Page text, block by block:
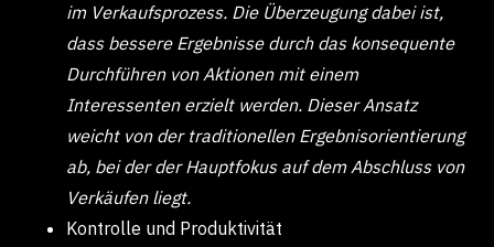
im Verkaufsprozess. Die Überzeugung dabei ist,
dass bessere Ergebnisse durch das konsequente
Durchführen von Aktionen mit einem
Interessenten erzielt werden. Dieser Ansatz
weicht von der traditionellen Ergebnisorientierung
ab, bei der der Hauptfokus auf dem Abschluss von
Verkäufen liegt.
Kontrolle und Produktivität